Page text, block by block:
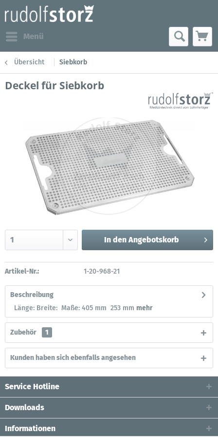
Menü
Übersicht Siebkorb
Deckel für Siebkorb
In den Angebotskorb
Artikel-Nr.: 1-20-968-21
Beschreibung
Länge: Breite: Maße: 405 mm 253 mm mehr
Zubehör 1
Kunden haben sich ebenfalls angesehen
Service Hotline
Downloads
Informationen